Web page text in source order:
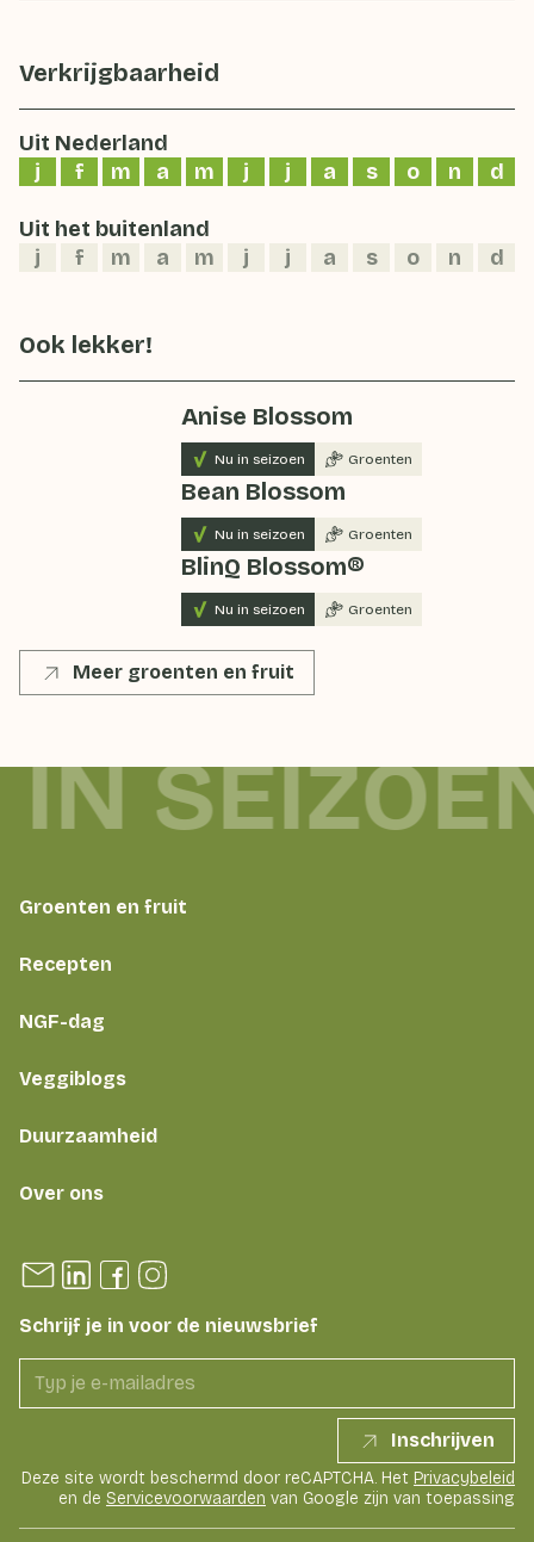
Verkrijgbaarheid
Uit Nederland
j
f m a m j j a s o n d
Uit het buitenland
j
f m a m j j a s o n d
Ook lekker!
Anise Blossom
Nu in seizoen Groenten
Bean Blossom
Nu in seizoen Groenten
BlinQ Blossom®
Nu in seizoen Groenten
Meer groenten en fruit
Groenten en fruit
Recepten
NGF-dag
Veggiblogs
Duurzaamheid
Over ons
Schrijf je in voor de nieuwsbrief
Inschrijven
Deze site wordt beschermd door reCAPTCHA. Het Privacybeleid
en de Servicevoorwaarden van Google zijn van toepassing